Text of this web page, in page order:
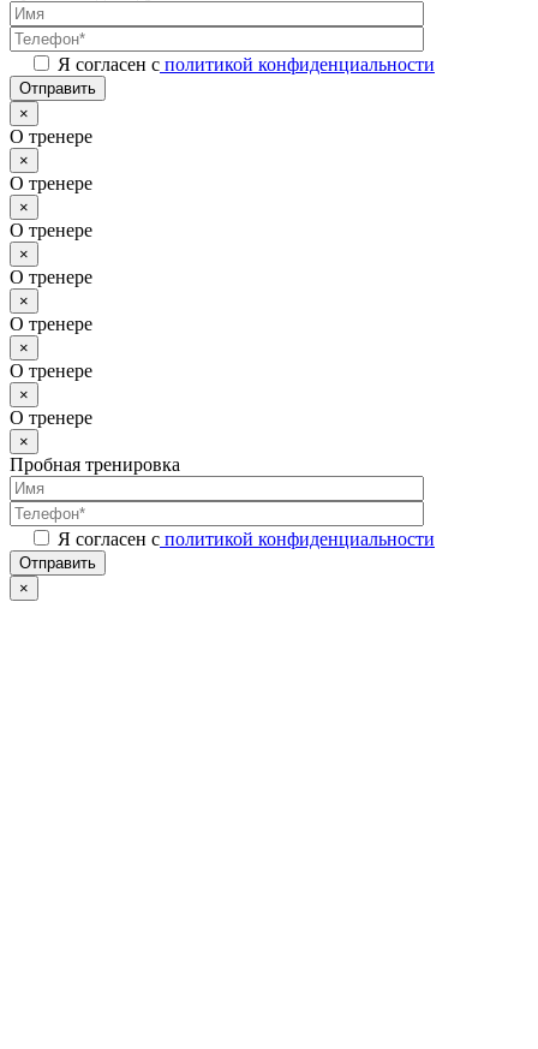
Я согласен с политикой конфиденциальности
Отправить
×
О тренере
×
О тренере
×
О тренере
×
О тренере
×
О тренере
×
О тренере
×
О тренере
×
Пробная тренировка
Я согласен с политикой конфиденциальности
Отправить
×